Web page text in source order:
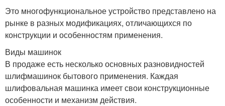
Это многофункциональное устройство представлено на
рынке в разных модификациях, отличающихся по
конструкции и особенностям применения.
Виды машинок
В продаже есть несколько основных разновидностей
шлифмашинок бытового применения. Каждая
шлифовальная машинка имеет свои конструкционные
особенности и механизм действия.